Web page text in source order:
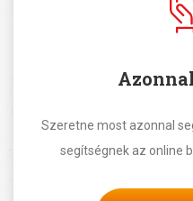
Szeretne most azonnal
segítségnek az online